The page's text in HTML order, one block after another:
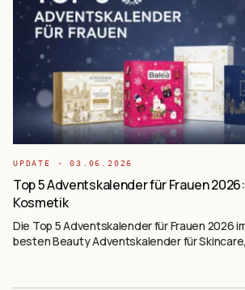
UPDATE ·03.06.2026
Top 5 Adventskalender für Frauen
Kosmetik
Die Top 5 Adventskalender für Frauen 2026
besten Beauty Adventskalender für